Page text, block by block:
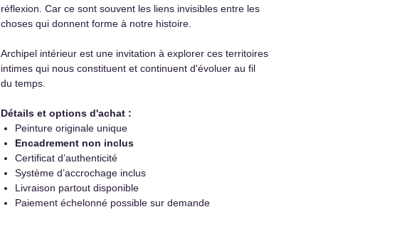
réflexion. Car ce sont souvent les liens invisibles entre les
choses qui donnent forme à notre histoire.
Archipel intérieur est une invitation à explorer ces territoires
intimes qui nous constituent et continuent d'évoluer au fil
du temps.
Détails et options d'achat :
Peinture originale unique
Encadrement non inclus
Certificat d’authenticité
Système d’accrochage inclus
Livraison partout disponible
Paiement échelonné possible sur demande